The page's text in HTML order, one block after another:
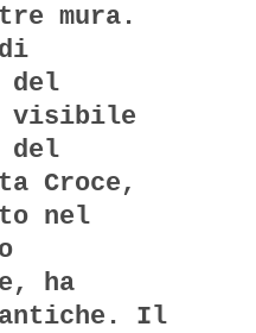
mura.
del
visibile
del
Croce,
nel
ha
Il